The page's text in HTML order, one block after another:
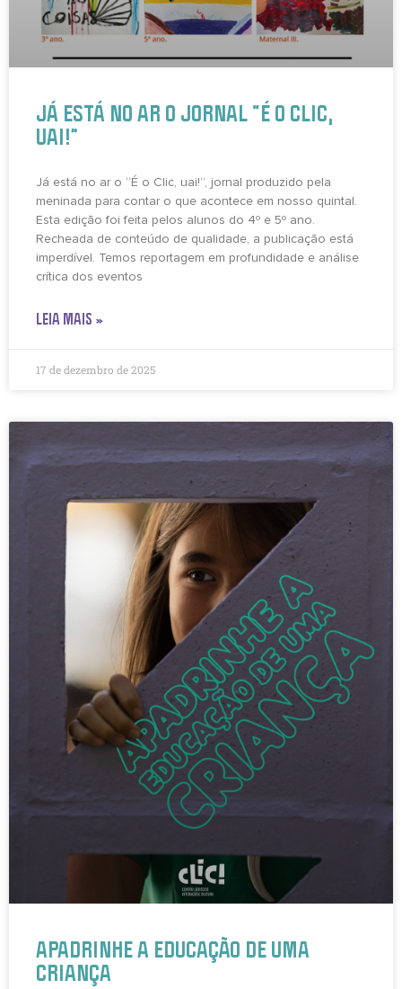
JÁ ESTÁ NO AR O JORNAL “É O CLIC,
UAI!”
Já está no ar o “É o Clic, uai!”, jornal produzido pela
meninada para contar o que acontece em nosso quintal.
Esta edição foi feita pelos alunos do 4º e 5º ano.
Recheada de conteúdo de qualidade, a publicação está
imperdível. Temos reportagem em profundidade e análise
crítica dos eventos
LEIA MAIS »
17 de dezembro de 2025
APADRINHE A EDUCAÇÃO DE UMA
CRIANÇA